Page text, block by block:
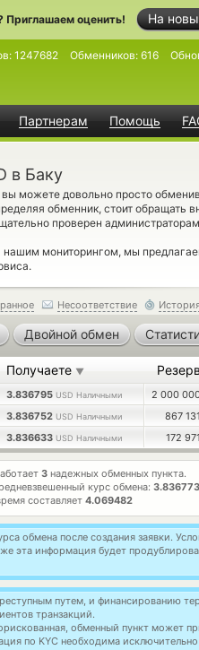
На
Приглашаем оценить!
Партнерам Помощь
1247682 Обменников: 616
в Баку
можете довольно просто
обменник, стоит обращать
проверен
нашим мониторингом, мы
Несоответствие
Двойной обмен
Получаете ▼
3.836795 USD Наличными 2 000
3.836752 USD Наличными 867 131
3.836633 USD Наличными 172 971
3 надежных обменных пункта.
курс обмена: 3.836773
составляет 4.069482
обмена после создания заявки.
эта информация будет
путем, и финансированию
транзакций.
обменный пункт может
по KYC необходима исключительно